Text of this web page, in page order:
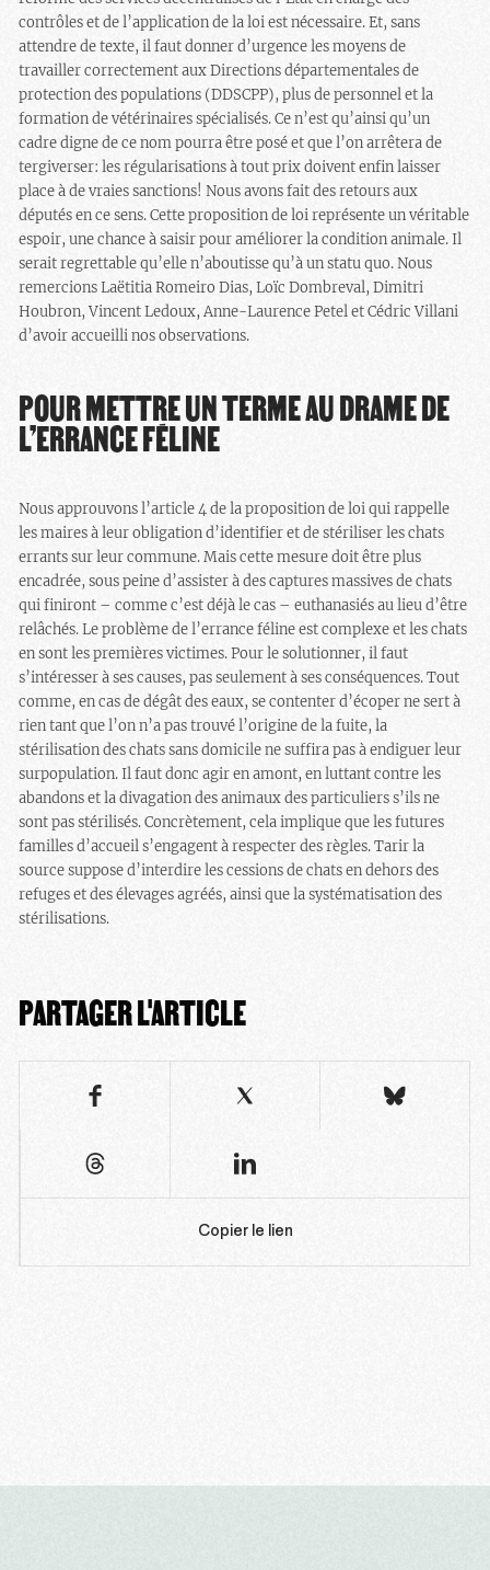
contrôles et de l’application de la loi est nécessaire. Et, sans
attendre de texte, il faut donner d’urgence les moyens de
travailler correctement aux Directions départementales de
protection des populations (DDSCPP), plus de personnel et la
formation de vétérinaires spécialisés. Ce n’est qu’ainsi qu’un
cadre digne de ce nom pourra être posé et que l’on arrêtera de
tergiverser: les régularisations à tout prix doivent enfin laisser
place à de vraies sanctions! Nous avons fait des retours aux
députés en ce sens. Cette proposition de loi représente un véritable
espoir, une chance à saisir pour améliorer la condition animale. Il
serait regrettable qu’elle n’aboutisse qu’à un statu quo. Nous
remercions Laëtitia Romeiro Dias, Loïc Dombreval, Dimitri
Houbron, Vincent Ledoux, Anne-Laurence Petel et Cédric Villani
d’avoir accueilli nos observations.
POUR METTRE UN TERME AU DRAME DE
L’ERRANCE FÉLINE
Nous approuvons l’article 4 de la proposition de loi qui rappelle
les maires à leur obligation d’identifier et de stériliser les chats
errants sur leur commune. Mais cette mesure doit être plus
encadrée, sous peine d’assister à des captures massives de chats
qui finiront – comme c’est déjà le cas – euthanasiés au lieu d’être
relâchés. Le problème de l’errance féline est complexe et les chats
en sont les premières victimes. Pour le solutionner, il faut
s’intéresser à ses causes, pas seulement à ses conséquences. Tout
comme, en cas de dégât des eaux, se contenter d’écoper ne sert à
rien tant que l’on n’a pas trouvé l’origine de la fuite, la
stérilisation des chats sans domicile ne suffira pas à endiguer leur
surpopulation. Il faut donc agir en amont, en luttant contre les
abandons et la divagation des animaux des particuliers s’ils ne
sont pas stérilisés. Concrètement, cela implique que les futures
familles d’accueil s’engagent à respecter des règles. Tarir la
source suppose d’interdire les cessions de chats en dehors des
refuges et des élevages agréés, ainsi que la systématisation des
stérilisations.
PARTAGER L'ARTICLE
Copier le lien